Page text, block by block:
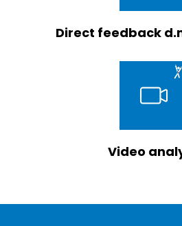
Direct feedback
Video